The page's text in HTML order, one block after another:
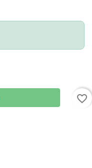
favorite_border